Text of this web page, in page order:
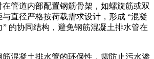
管道内部配置钢筋骨架，如螺旋筋或双
直径严格按荷载需求设计，形成 “混凝
” 的协同结构，避免钢筋混凝土排水管在
混凝土排水管的环保性，需防止污水渗